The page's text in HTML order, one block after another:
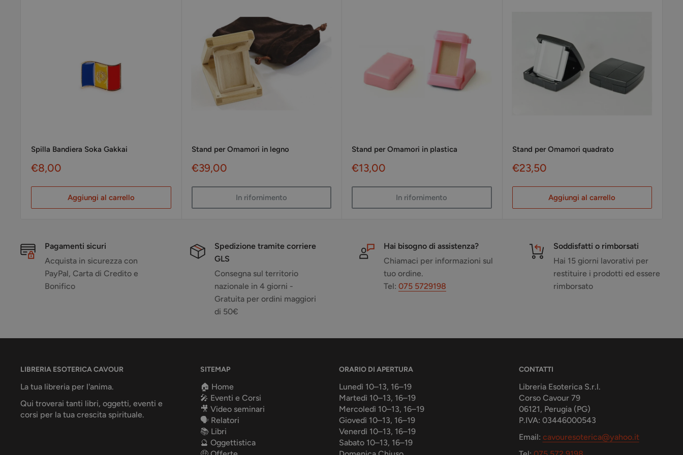
Spilla Bandiera Soka Gakkai
Prezzo
€8,00
Aggiungi al carrello
Stand per Omamori in legno
Prezzo
€39,00
In rifornimento
Stand per Omamori in plastica
Prezzo
€13,00
In rifornimento
Stand per Omamori quadrato
Prezzo
€23,50
Aggiungi al carrello
Pagamenti sicuri
Acquista in sicurezza con
PayPal, Carta di Credito e
Bonifico
Spedizione tramite corriere
GLS
Consegna sul territorio
nazionale in 4 giorni -
Gratuita per ordini maggiori
di 50€
Hai bisogno di assistenza?
Chiamaci per informazioni sul
tuo ordine.
Tel: 075 5729198
Soddisfatti o rimborsati
Hai 15 giorni lavorativi per
restituire i prodotti ed essere
rimborsato
LIBRERIA ESOTERICA CAVOUR
La tua libreria per l'anima.
Qui troverai tanti libri, oggetti, eventi e
corsi per la tua crescita spirituale.
SITEMAP
🏠 Home
🎤 Eventi e Corsi
🎥 Video seminari
🗣️ Relatori
📚 Libri
🔮 Oggettistica
ORARIO DI APERTURA
Lunedì 10–13, 16–19
Martedì 10–13, 16–19
Mercoledì 10–13, 16–19
Giovedì 10–13, 16–19
Venerdì 10–13, 16–19
Sabato 10–13, 16–19
CONTATTI
Libreria Esoterica S.r.l.
Corso Cavour 79
06121, Perugia (PG)
P.IVA: 03446000543
Email: cavouresoterica@yahoo.it